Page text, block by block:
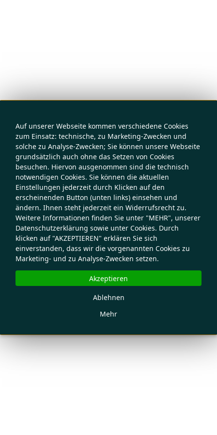
Auf unserer Webseite kommen verschiedene Cookies
zum Einsatz: technische, zu Marketing-Zwecken und
solche zu Analyse-Zwecken; Sie können unsere Webseite
grundsätzlich auch ohne das Setzen von Cookies
besuchen. Hiervon ausgenommen sind die technisch
notwendigen Cookies. Sie können die aktuellen
Einstellungen jederzeit durch Klicken auf den
erscheinenden Button (unten links) einsehen und
ändern. Ihnen steht jederzeit ein Widerrufsrecht zu.
Weitere Informationen finden Sie unter "MEHR", unserer
Datenschutzerklärung sowie unter Cookies. Durch
klicken auf "AKZEPTIEREN" erklären Sie sich
einverstanden, dass wir die vorgenannten Cookies zu
Marketing- und zu Analyse-Zwecken setzen.
Mehr
Ablehnen
Akzeptieren